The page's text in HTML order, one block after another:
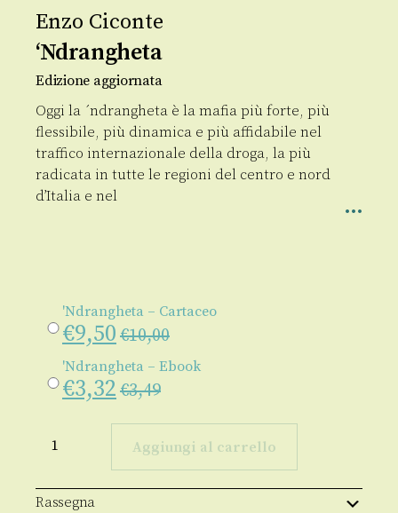
Enzo Ciconte
‘Ndrangheta
Edizione aggiornata
Oggi la ´ndrangheta è la mafia più forte, più
flessibile, più dinamica e più affidabile nel
traffico internazionale della droga, la più
radicata in tutte le regioni del centro e nord
d’Italia e nel
'Ndrangheta – Cartaceo
€9,50 €10,00
'Ndrangheta – Ebook
€3,32 €3,49
'Ndrangheta
quantità
Aggiungi al carrello
Rassegna